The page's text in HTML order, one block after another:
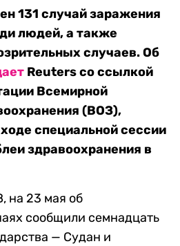
131 случай заражения
людей, а также
случаев. Об
Reuters со ссылкой
Всемирной
(ВОЗ),
специальной сессии
здравоохранения в
на 23 мая об
сообщили семнадцать
— Судан и